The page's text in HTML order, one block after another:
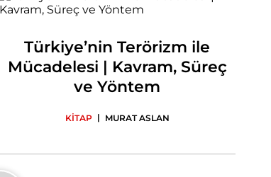
Türkiye’nin Terörizm ile
Mücadelesi | Kavram, Süreç
ve Yöntem
KİTAP | MURAT ASLAN